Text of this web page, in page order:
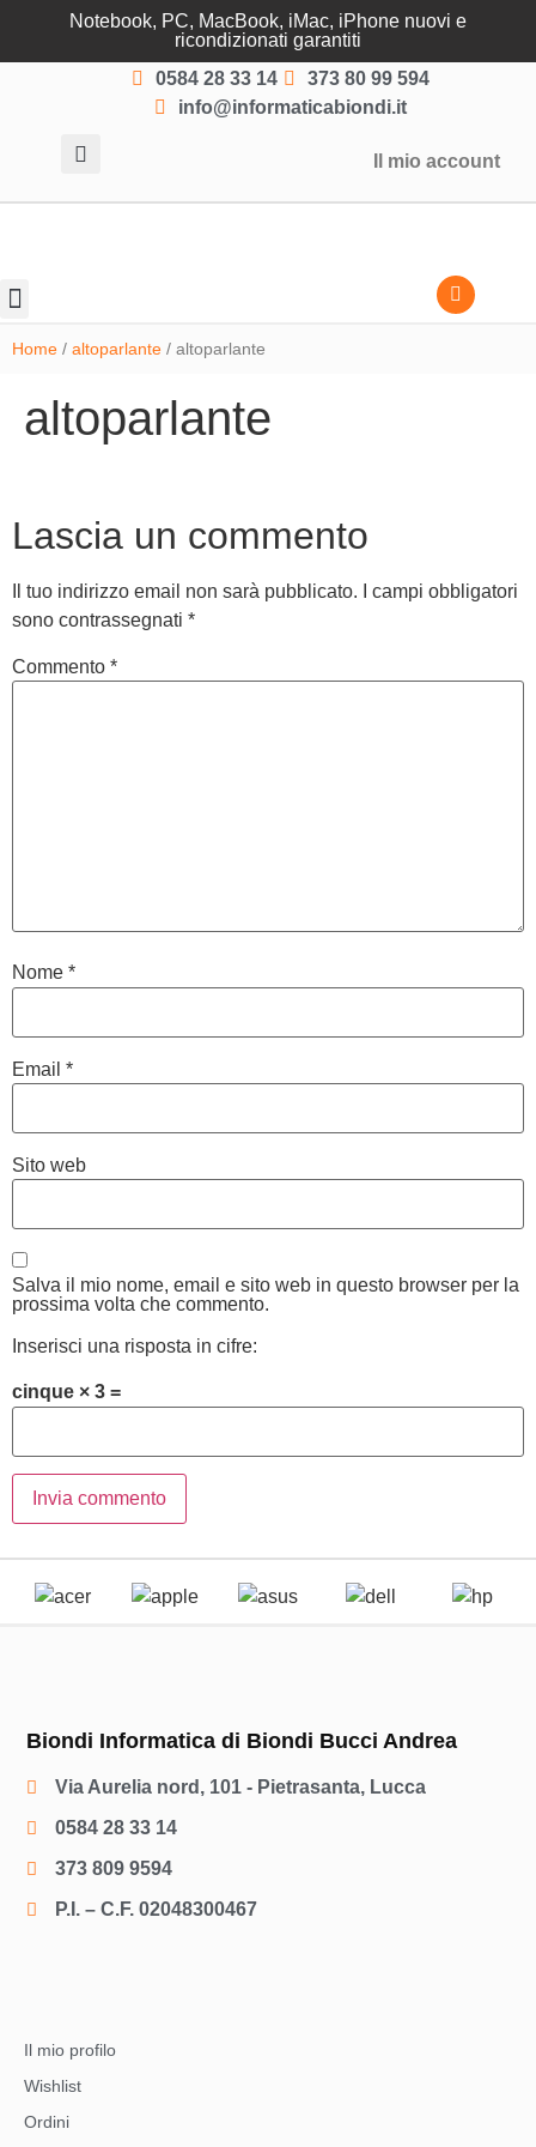
Notebook, PC, MacBook, iMac, iPhone nuovi e
ricondizionati garantiti
0584 28 33 14
373 80 99 594
info@informaticabiondi.it
Il mio account
Home / altoparlante / altoparlante
altoparlante
Lascia un commento
Il tuo indirizzo email non sarà pubblicato.
I campi obbligatori
sono contrassegnati *
Commento *
Nome *
Email *
Sito web
Salva il mio nome, email e sito web in questo browser per la
prossima volta che commento.
Inserisci una risposta in cifre:
cinque × 3 =
Biondi Informatica di Biondi Bucci Andrea
Via Aurelia nord, 101 - Pietrasanta, Lucca
0584 28 33 14
373 809 9594
P.I. – C.F. 02048300467
Il mio profilo
Wishlist
Ordini